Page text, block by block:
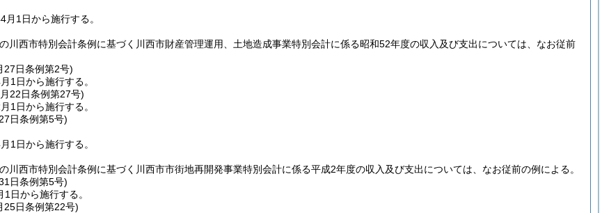
月1日から施行する。
川西市特別会計条例に基づく川西市財産管理運用、土地造成事業特別会計に係る昭和52年度の収入及び支出については、なお従前
27日条例第2号)
1日から施行する。
22日条例第27号)
1日から施行する。
日条例第5号)
1日から施行する。
川西市特別会計条例に基づく川西市市街地再開発事業特別会計に係る平成2年度の収入及び支出については、なお従前の例による。
日条例第5号)
日から施行する。
25日条例第22号)